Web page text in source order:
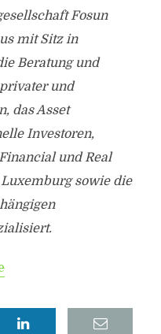
Fosun
mit Sitz in
Beratung und
und
das Asset
Investoren,
und Real
sowie die